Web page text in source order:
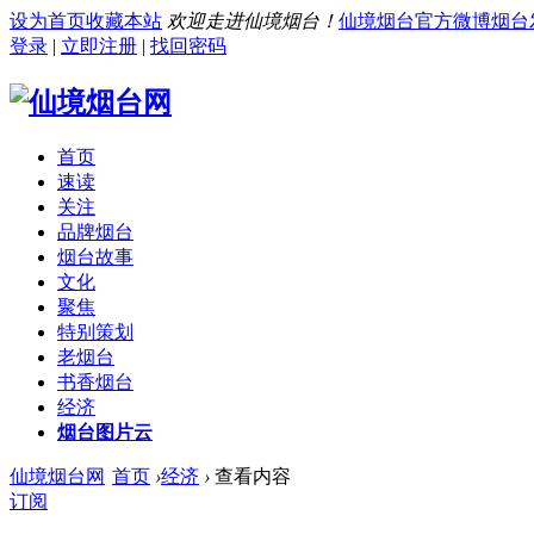
设为首页收藏本站 欢迎走进仙境烟台！ 仙境烟台官方微博烟台
登录 | 立即注册 | 找回密码
首页
速读
关注
品牌烟台
烟台故事
文化
聚焦
特别策划
老烟台
书香烟台
经济
烟台图片云
仙境烟台网 首页 ›经济 › 查看内容
订阅